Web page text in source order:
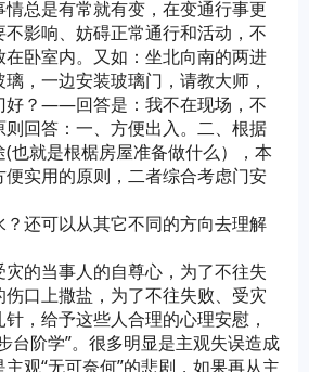
总是有常就有变，在变通行事更
影响、妨碍正常通行和活动，不
卧室内。又如：坐北向南的两进
，一边安装玻璃门，请教大师，
好？——回答是：我不在现场，不
回答：一、方便出入。二、根据
也就是根椐房屋准备做什么），本
实用的原则，二者综合考虑门安
还可以从其它不同的方向去理解
的当事人的自尊心，为了不往失
口上撒盐，为了不往失败、受灾
，给予这些人合理的心理安慰，
台阶学”。很多明显是主观失误造成
观“无可奈何”的悲剧，如果再从主